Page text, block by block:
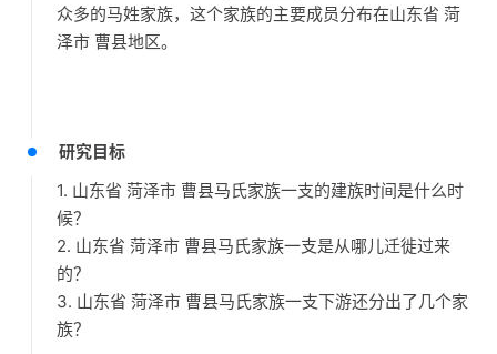
众多的马姓家族，这个家族的主要成员分布在山东省 菏
泽市 曹县地区。
研究目标
1. 山东省 菏泽市 曹县马氏家族一支的建族时间是什么时
候？
2. 山东省 菏泽市 曹县马氏家族一支是从哪儿迁徙过来
的？
3. 山东省 菏泽市 曹县马氏家族一支下游还分出了几个家
族？